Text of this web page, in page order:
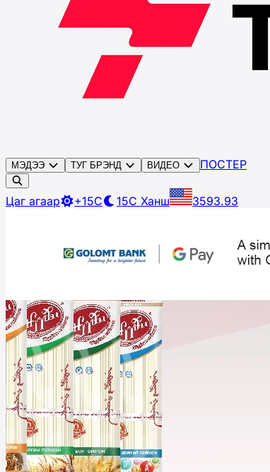
МЭДЭЭ ТУГ БРЭНД ВИДЕО ПОСТЕР
Цаг агаар +15C 15C Ханш 3593.93